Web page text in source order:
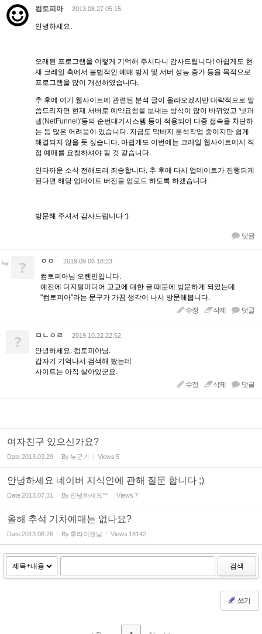
컴토피아 2013.08.27 05:15
안녕하세요.
오래된 프로그램을 이렇게 기억해 주시다니 감사드립니다! 아쉽게도 현
재 코레일 측에서 불법적인 예매 방지 및 서버 성능 증가 등을 목적으로
프로그램을 많이 개선하였습니다.
추 후에 여기 웹사이트에 관련된 분석 글이 올라오겠지만 대략적으로 말
씀드리자면 현재 서버로 예약요청을 보내는 방식이 많이 바뀌었고 '넷퍼
넬(NetFunnel)'등의 순번대기시스템 등이 적용되어 다중 접속을 차단하
는 등 많은 어려움이 있습니다. 지금도 막바지 분석작업 중이지만 쉽게
해결되지 않을 듯 싶습니다. 아쉽게도 이번에는 코레일 웹사이트에서 직
접 예매를 요청하셔야 될 것 같습니다.
안타까운 소식 전해드려 죄송합니다. 추 후에 다시 업데이트가 진행되게
된다면 해당 업데이트 버전을 업로드 하도록 하겠습니다.
방문해 주셔서 감사드립니다 :)
댓글
? ㅇㅇ 2019.09.06 18:23
컴토피아님 오랜만입니다.
예전에 디지털미디어 고교에 대한 글 때문에 방문하게 되었는데
"컴토피아"라는 문구가 가끔 생각이 나서 방문해봅니다.
수정
삭제 댓글
? ㅁㄴㅇㄹ 2019.10.22 22:52
안녕하세요. 컴토피아님.
갑자기 기억나서 검색해 봤는데
사이트는 아직 살아있군요.
수정
삭제 댓글
여자친구 있으신가요?
Date2013.03.29 By 누군가 Views 5
안녕하세요 네이버 지식인에 관해 질문 합니다 ;)
Date2013.07.31 By 안녕하세요^^ Views 7
올해 추석 기차예매는 없나요?
Date2013.08.26 By 후라이팬님 Views 18142
검색
쓰기